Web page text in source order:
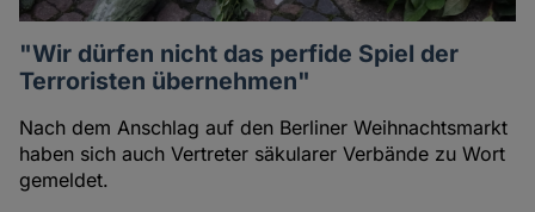
"Wir dürfen nicht das perfide Spiel der
Terroristen übernehmen"
Nach dem Anschlag auf den Berliner Weihnachtsmarkt
haben sich auch Vertreter säkularer Verbände zu Wort
gemeldet.